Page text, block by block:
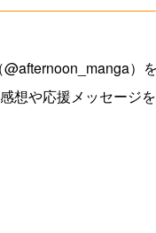
や応援メッセージを